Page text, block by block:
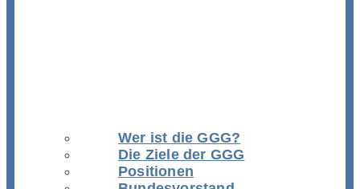
Wer ist die GGG?
Die Ziele der GGG
Positionen